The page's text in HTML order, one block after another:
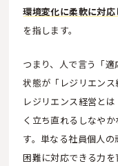
環境変化に柔軟に対
を指します。
つまり、人で言う「
状態が「レジリエンス
レジリエンス経営と
く立ち直れるしなや
す。単なる社員個人
困難に対応できる力を